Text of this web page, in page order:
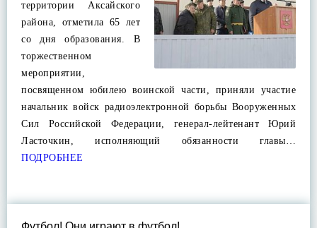
территории Аксайского
района, отметила 65 лет
со дня образования. В
торжественном
мероприятии,
посвященном юбилею воинской части, приняли участие
начальник войск радиоэлектронной борьбы Вооруженных
Сил Российской Федерации, генерал-лейтенант Юрий
Ласточкин, исполняющий обязанности главы…
ПОДРОБНЕЕ